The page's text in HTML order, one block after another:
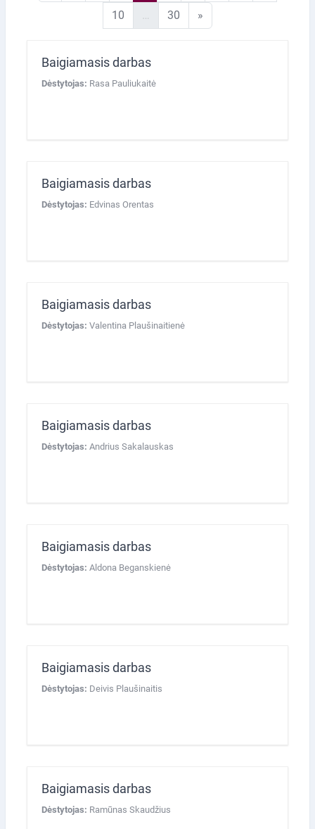
1010 puslapis
3030 puslapis
»Kitas puslapis
Baigiamasis darbas
Dėstytojas: Rasa Pauliukaitė
Baigiamasis darbas
Dėstytojas: Edvinas Orentas
Baigiamasis darbas
Dėstytojas: Valentina Plaušinaitienė
Baigiamasis darbas
Dėstytojas: Andrius Sakalauskas
Baigiamasis darbas
Dėstytojas: Aldona Beganskienė
Baigiamasis darbas
Dėstytojas: Deivis Plaušinaitis
Baigiamasis darbas
Dėstytojas: Ramūnas Skaudžius